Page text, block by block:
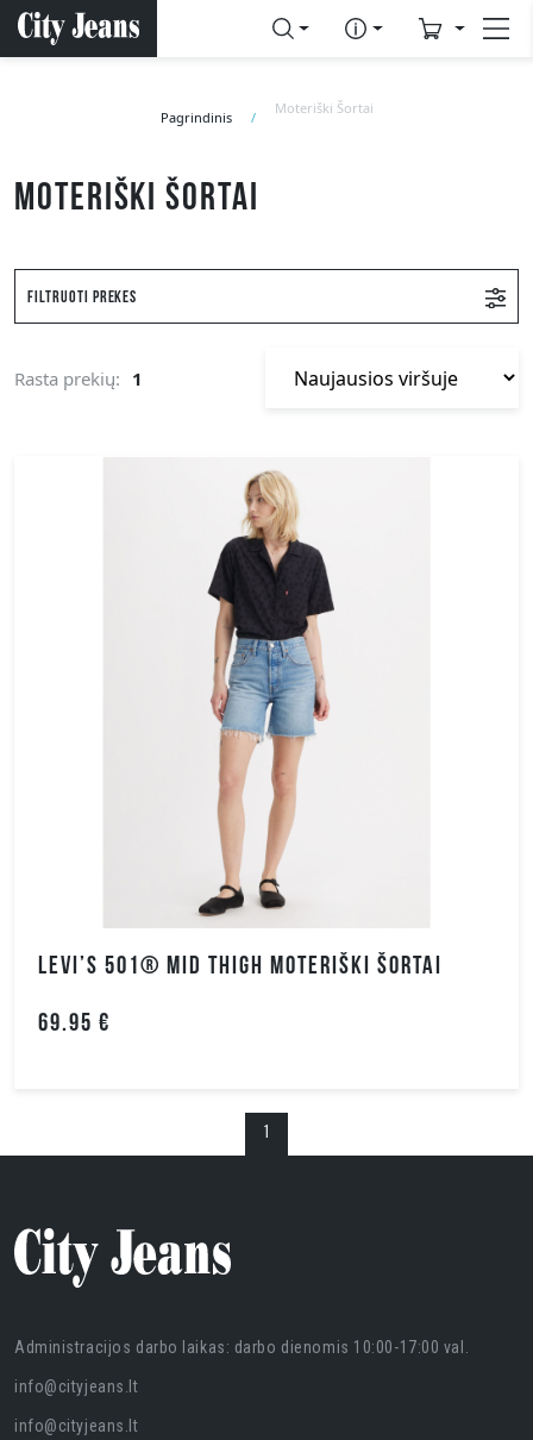
Pagrindinis
Moteriški Šortai
Moteriški šortai
Filtruoti prekes
Rasta prekių: 1
LEVI’S 501® MID THIGH MOTERIŠKI ŠORTAI
69.95 €
1
Administracijos darbo laikas: darbo dienomis 10:00-17:00 val.
info@cityjeans.lt
info@cityjeans.lt